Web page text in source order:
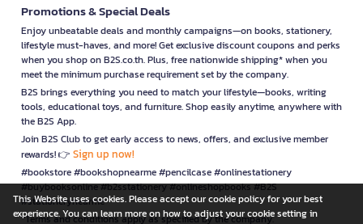
Promotions & Special Deals
Enjoy unbeatable deals and monthly campaigns—on books, stationery,
lifestyle must-haves, and more! Get exclusive discount coupons and perks
when you shop on B2S.co.th. Plus, free nationwide shipping* when you
meet the minimum purchase requirement set by the company.
B2S brings everything you need to match your lifestyle—books, writing
tools, educational toys, and furniture. Shop easily anytime, anywhere with
the B2S App.
Join B2S Club to get early access to news, offers, and exclusive member
rewards! 👉 Sign up now!
#bookstore #bookshopnearme #pencilcase #onlinestationery
#buybooksonline #b2sstationery #onlineshopbooks #B2S
#stationerynearme
*Terms and conditions apply as specified by the company.
This Website uses cookies. Please accept our cookie policy for your best
experience. You can learn more on how to adjust your cookie setting in